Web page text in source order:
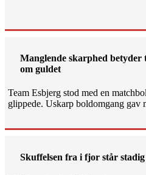
Manglende skarphed betyder
om guldet
Team Esbjerg stod med en
glippede. Uskarp boldomgang gav
Skuffelsen fra i fjor står